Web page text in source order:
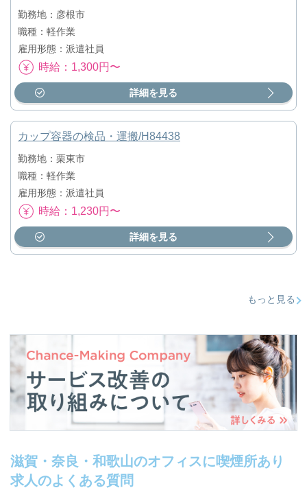
勤務地：彦根市
職種：軽作業
雇用形態：派遣社員
時給：1,300円〜
詳細を見る
カップ容器の検品・運搬/H84438
勤務地：栗東市
職種：軽作業
雇用形態：派遣社員
時給：1,230円〜
詳細を見る
もっと見る
滋賀・奈良・和歌山のオフィスに喫煙所あり
求人のよくある質問